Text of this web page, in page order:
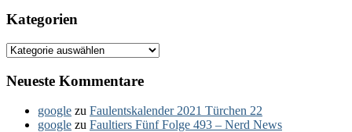
Kategorien
Kategorien
Neueste Kommentare
google zu Faulentskalender 2021 Türchen 22
google zu Faultiers Fünf Folge 493 – Nerd News